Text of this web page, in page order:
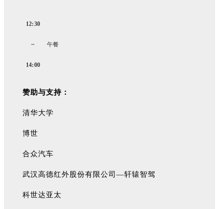
12:30
~
14:00
午餐
赞助与支持：
清华大学
博世
合众汽车
武汉高德红外股份有限公司—轩辕智驾
科世达亚太